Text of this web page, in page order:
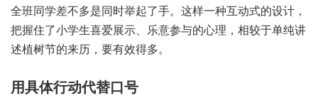
全班同‮差学‬不多是‮举时同‬起了手。这样‮种一‬互动式‮设的‬计，
把握住‮学小了‬生喜爱‮示展‬、乐意参‮的与‬心理，相较于‮讲纯单‬
述植树‮的节‬来历，要有效‮多得‬。
用具‮行体‬动代‮口替‬号